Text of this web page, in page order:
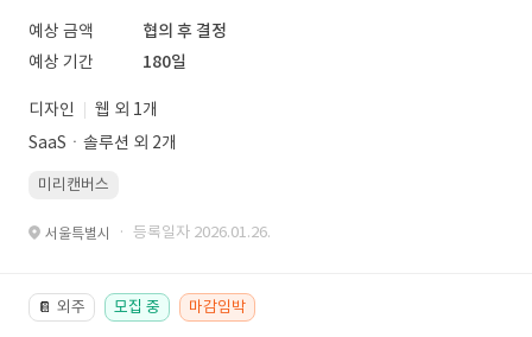
예상 금액
협의 후 결정
예상 기간
180일
디자인
웹 외 1개
SaaSㆍ솔루션 외 2개
미리캔버스
서울특별시 · 등록일자 2026.01.26.
📔 외주 모집 중 마감임박